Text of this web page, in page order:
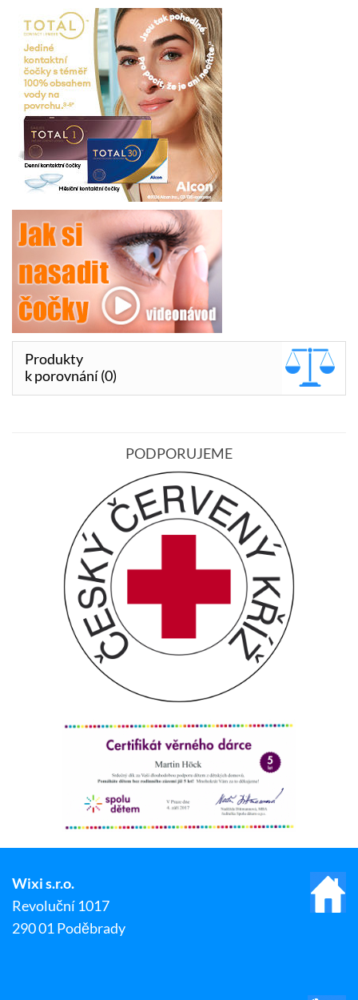
Produkty
k porovnání (0)
PODPORUJEME
Wixi s.r.o.
Revoluční 1017
290 01 Poděbrady